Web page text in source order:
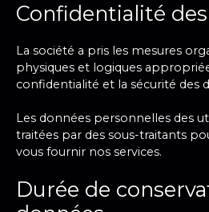
Confidentialité
La société a pris les mesures
physiques et logiques
confidentialité et la sécurité des
Les données personnelles des
traitées par des sous-traitants
vous fournir nos services.
Durée de